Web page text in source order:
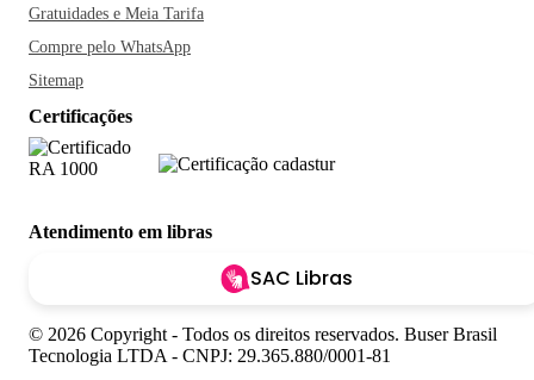
Gratuidades e Meia Tarifa
Compre pelo WhatsApp
Sitemap
Certificações
Atendimento em libras
SAC Libras
© 2026 Copyright - Todos os direitos reservados. Buser Brasil
Tecnologia LTDA - CNPJ: 29.365.880/0001-81